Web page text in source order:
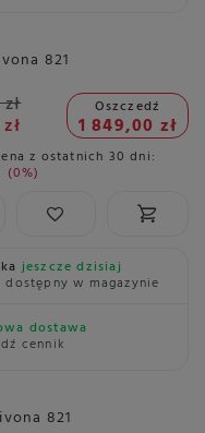
821
Oszczedź
1 849,00 zł
z ostatnich 30 dni:
0%
jeszcze dzisiaj
dostępny w magazynie
dostawa
cennik
821